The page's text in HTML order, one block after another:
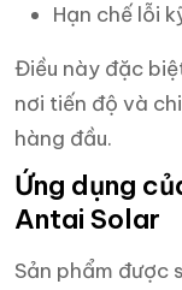
Hạn chế lỗi
Điều này đặc
nơi tiến độ và
hàng đầu.
Ứng dụng
Antai Solar
Sản phẩm được